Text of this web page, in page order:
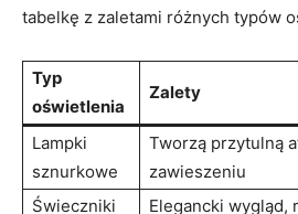
tabelkę z zaletami różnych typów
Typ
oświetlenia
Zalety
Lampki
sznurkowe
Tworzą przytulną
zawieszeniu
Świeczniki
Elegancki wygląd,